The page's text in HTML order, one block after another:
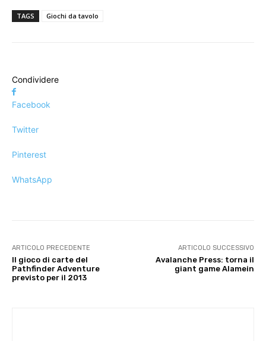
TAGS Giochi da tavolo
Condividere
Facebook
Twitter
Pinterest
WhatsApp
ARTICOLO PRECEDENTE
Il gioco di carte del
Pathfinder Adventure
previsto per il 2013
ARTICOLO SUCCESSIVO
Avalanche Press: torna il
giant game Alamein